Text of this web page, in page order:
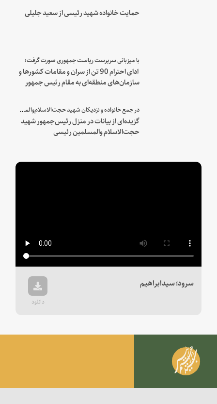
حمایت خانواده شهید رئیسی از سعید جلیلی
با میزبانی سرپرست ریاست جمهوری صورت گرفت؛
ادای احترام 90 تن از سران و مقامات کشورها و
سازمان‌های منطقه‌ای به مقام رئیس جمهور
در جمع خانواده و نزدیکان شهید حجت‌الاسلام‌والمسلمین رئیسی:
گزیده‌ای از بیانات در منزل رئیس‌جمهور شهید
حجت‌الاسلام والمسلمین رئیسی
Video
سرود؛ سیدابراهیم
دانلود